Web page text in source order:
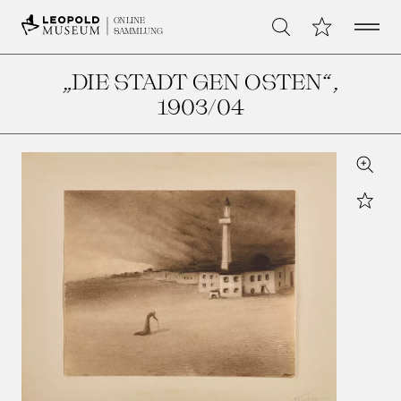
ONLINE
SAMMLUNG
Suche Meine Open
„DIE STADT GEN OSTEN“,
1903/04
Zoom
Star